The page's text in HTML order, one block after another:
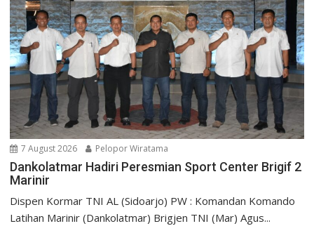
7 August 2026 Pelopor Wiratama
Dankolatmar Hadiri Peresmian Sport Center Brigif 2
Marinir
Dispen Kormar TNI AL (Sidoarjo) PW : Komandan Komando
Latihan Marinir (Dankolatmar) Brigjen TNI (Mar) Agus...